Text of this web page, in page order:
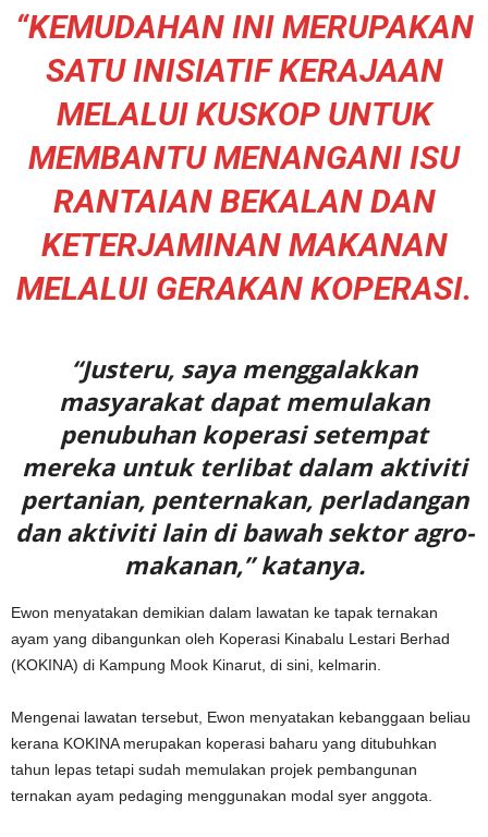
“KEMUDAHAN INI MERUPAKAN
SATU INISIATIF KERAJAAN
MELALUI KUSKOP UNTUK
MEMBANTU MENANGANI ISU
RANTAIAN BEKALAN DAN
KETERJAMINAN MAKANAN
MELALUI GERAKAN KOPERASI.
“Justeru, saya menggalakkan
masyarakat dapat memulakan
penubuhan koperasi setempat
mereka untuk terlibat dalam aktiviti
pertanian, penternakan, perladangan
dan aktiviti lain di bawah sektor agro-
makanan,” katanya.
Ewon menyatakan demikian dalam lawatan ke tapak ternakan
ayam yang dibangunkan oleh Koperasi Kinabalu Lestari Berhad
(KOKINA) di Kampung Mook Kinarut, di sini, kelmarin.
Mengenai lawatan tersebut, Ewon menyatakan kebanggaan beliau
kerana KOKINA merupakan koperasi baharu yang ditubuhkan
tahun lepas tetapi sudah memulakan projek pembangunan
ternakan ayam pedaging menggunakan modal syer anggota.